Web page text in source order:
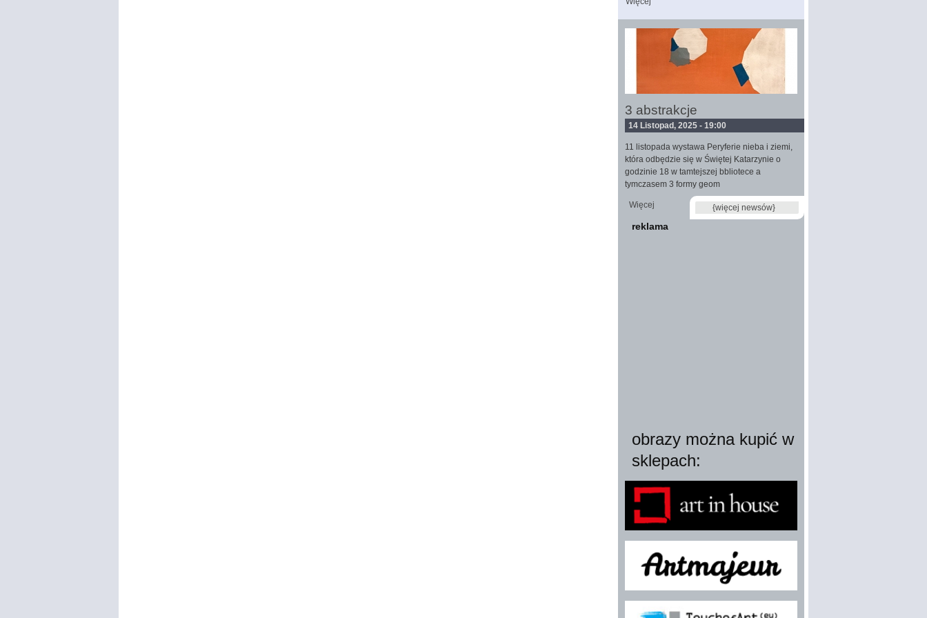
3 abstrakcje
14 Listopad, 2025 - 19:00
11 listopada wystawa Peryferie nieba i ziemi,
która odbędzie się w Świętej Katarzynie o
godzinie 18 w tamtejszej bbliotece a
tymczasem 3 formy geom
Więcej wpis 3 abstrakcje{więcej newsów}
reklama
obrazy można kupić w
sklepach: